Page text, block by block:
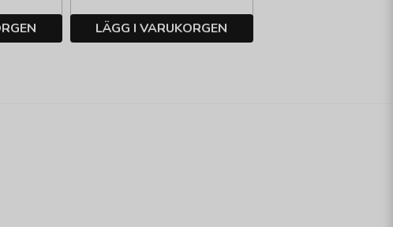
LÄGG I VARUKORGEN